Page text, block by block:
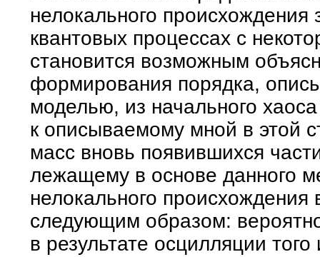
нелокального происхождения
квантовых процессах с
становится возможным
формирования порядка,
моделью, из начального
к описываемому мной в этой
масс вновь появившихся
лежащему в основе данного
нелокального происхождения
следующим образом:
в результате осцилляции